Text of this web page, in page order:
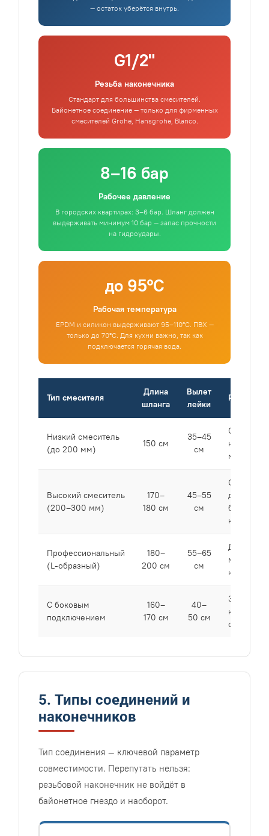
— остаток уберётся внутрь.
G1/2"
Резьба наконечника
Стандарт для большинства смесителей.
Байонетное соединение — только для фирменных
смесителей Grohe, Hansgrohe, Blanco.
8–16 бар
Рабочее давление
В городских квартирах: 3–6 бар. Шланг должен
выдерживать минимум 10 бар — запас прочности
на гидроудары.
до 95°C
Рабочая температура
EPDM и силикон выдерживают 95–110°C. ПВХ —
только до 70°C. Для кухни важно, так как
подключается горячая вода.
Тип смесителя
Длина
шланга
Вылет
лейки
Низкий смеситель
(до 200 мм)
150 см
35–45
см
Стандарт
моек
Высокий смеситель
(200–300 мм)
170–
180 см
45–55
см
для
кухонь
Профессиональный
(L-образный)
180–
200 см
55–65
см
Для
моек и
кухонь-
С боковым
подключением
160–
170 см
40–
50 см
Зависит от
смесителя
5. Типы соединений и
наконечников
Тип соединения — ключевой параметр
совместимости. Перепутать нельзя:
резьбовой наконечник не войдёт в
байонетное гнездо и наоборот.